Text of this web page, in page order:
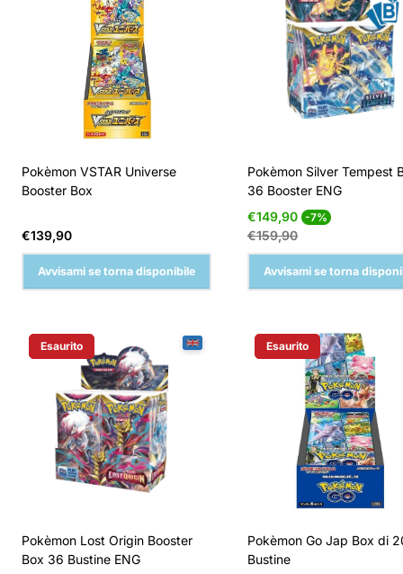
Pokèmon VSTAR Universe
Booster Box
Prezzo
normale
€139,90
Avvisami se torna disponibile
Pokèmon Silver Tempest
36 Booster ENG
Prezzo
di
vendita
€149,90 -7% Prezzo
€159,90
Avvisami se torna
Etichetta Del Prodotto:
Esaurito
Pokèmon Lost Origin Booster
Box 36 Bustine ENG
Etichetta Del Prodotto:
Esaurito
Pokèmon Go Jap Box di
Bustine